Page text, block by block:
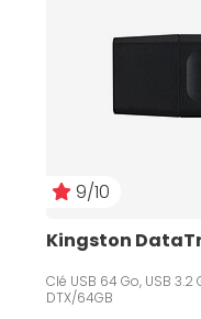
9/10
Kingston
Clé USB 64 Go, USB 3.2
DTX/64GB